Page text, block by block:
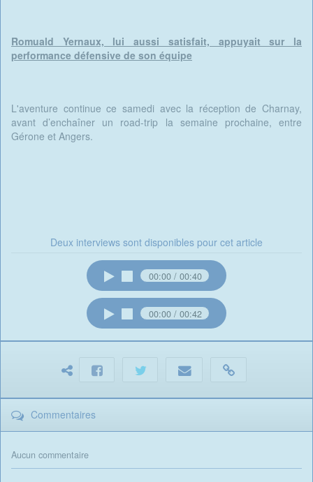
Romuald Yernaux, lui aussi satisfait, appuyait sur la
performance défensive de son équipe
L'aventure continue ce samedi avec la réception de Charnay,
avant d’enchaîner un road-trip la semaine prochaine, entre
Gérone et Angers.
Deux interviews sont disponibles pour cet article
00:00 00:40
00:00 00:42
Commentaires
Aucun commentaire